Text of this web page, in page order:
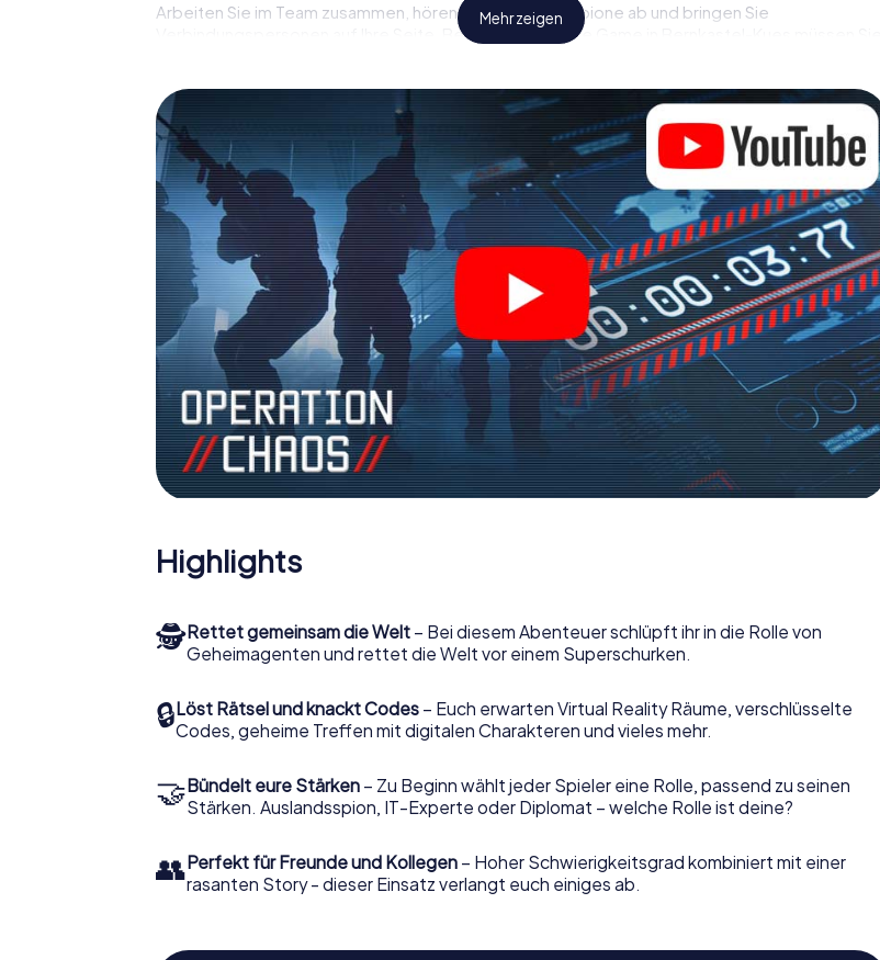
Arbeiten Sie im Team zusammen, hören Sie feindliche Spione ab und bringen Sie
Verbindungspersonen auf Ihre Seite. Bei diesem Escape Game in Bernkastel-Kues müssen Sie
Team im Highscore von Bernkastel-Kues und erhalten Zugang zu Ihrer ganz persönlichen
Bildergalerie. Das myCityHunt Escape Game macht Bernkastel-Kues zu Ihrem ganz
persönlichen Erlebnisspielplatz. Holen Sie sich Ihre Tickets in die Welt der Spionage und
Geheimagenten und verwandeln Sie Bernkastel-Kues in einen Outdoor Escape Room!
Mehr zeigen
Highlights
🕵Rettet gemeinsam die Welt – Bei diesem Abenteuer schlüpft ihr in die Rolle von
Geheimagenten und rettet die Welt vor einem Superschurken.
🔒Löst Rätsel und knackt Codes – Euch erwarten Virtual Reality Räume, verschlüsselte
Codes, geheime Treffen mit digitalen Charakteren und vieles mehr.
🤝Bündelt eure Stärken – Zu Beginn wählt jeder Spieler eine Rolle, passend zu seinen
Stärken. Auslandsspion, IT-Experte oder Diplomat – welche Rolle ist deine?
👥Perfekt für Freunde und Kollegen – Hoher Schwierigkeitsgrad kombiniert mit einer
rasanten Story - dieser Einsatz verlangt euch einiges ab.